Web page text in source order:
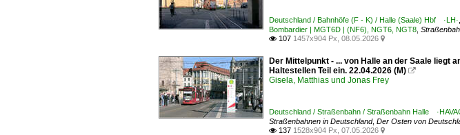
Deutschland / Bahnhöfe (F - K) / Halle (Saale) Hbf ·LH·
Bombardier | MGT6D | (NF6), NGT6, NGT8
 107 1457x904 Px, 08.05.2026 
Der Mittelpunkt - ... von Halle an der Saale liegt
Haltestellen Teil ein. 22.04.2026 (M) 
Gisela, Matthias und Jonas Frey
Deutschland / Straßenbahn / Straßenbahn Halle
Straßenbahnen in Deutschland, Der Osten von
 137 1528x904 Px, 07.05.2026 